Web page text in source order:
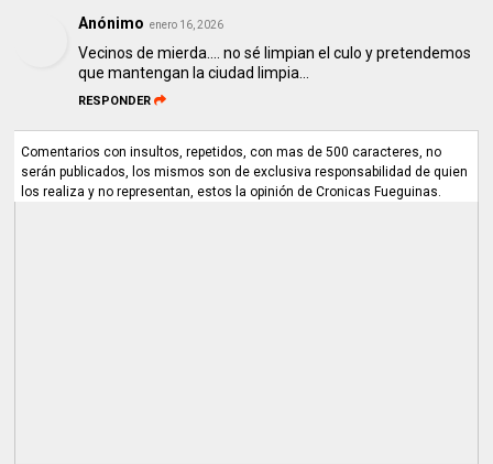
Anónimo enero 16, 2026
Vecinos de mierda.... no sé limpian el culo y pretendemos
que mantengan la ciudad limpia...
RESPONDER
Comentarios con insultos, repetidos, con mas de 500 caracteres, no
serán publicados, los mismos son de exclusiva responsabilidad de quien
los realiza y no representan, estos la opinión de Cronicas Fueguinas.